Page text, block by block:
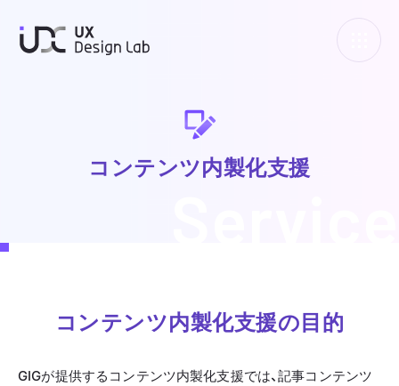
コンテンツ内製化支援
コンテンツ内製化支援の目的
GIGが提供するコンテンツ内製化支援では、記事コンテンツ